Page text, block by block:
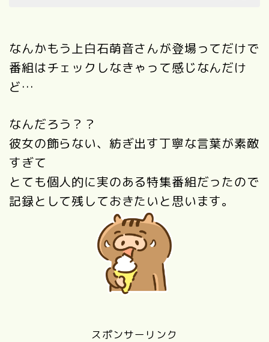
なんかもう上白石萌音さんが登場ってだけで
番組はチェックしなきゃって感じなんだけ
ど…
なんだろう？？
彼女の飾らない、紡ぎ出す丁寧な言葉が素敵
すぎて
とても個人的に実のある特集番組だったので
記録として残しておきたいと思います。
スポンサーリンク